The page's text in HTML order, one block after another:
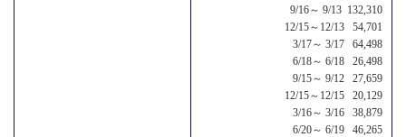
9/16～ 9/13 132,310
12/15～12/13 54,701
3/17～ 3/17 64,498
6/18～ 6/18 26,498
9/15～ 9/12 27,659
12/15～12/15 20,129
3/16～ 3/16 38,879
6/20～ 6/19 46,265